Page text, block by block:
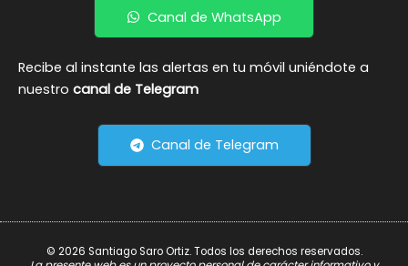
Canal de WhatsApp
Recibe al instante las alertas en tu móvil uniéndote a
nuestro canal de Telegram
Canal de Telegram
© 2026 Santiago Saro Ortiz. Todos los derechos reservados.